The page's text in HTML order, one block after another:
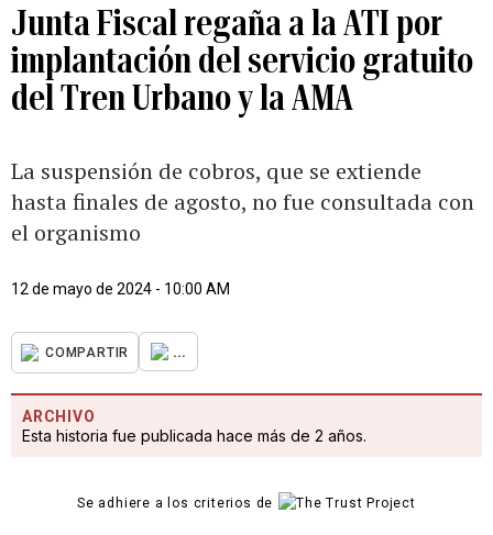
Junta Fiscal regaña a la ATI por
implantación del servicio gratuito
del Tren Urbano y la AMA
La suspensión de cobros, que se extiende
hasta finales de agosto, no fue consultada con
el organismo
12 de mayo de 2024 - 10:00 AM
COMPARTIR ...
ARCHIVO
Esta historia fue publicada hace más de 2 años.
Se adhiere a los criterios de